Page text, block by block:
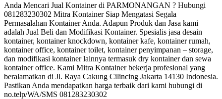
Anda Mencari Jual Kontainer di PARMONANGAN ? Hubungi
081283230302 Mitra Kontainer Siap Mengatasi Segala
Permasalahan Kontainer Anda. Adapun Produk dan Jasa kami
adalah Jual Beli dan Modifikasi Kontainer. Spesialis jasa desain
kontainer, kontainer knockdown, kontainer kafe, kontainer rumah,
kontainer office, kontainer toilet, kontainer penyimpanan – storage,
dan modifikasi kontainer lainnya termasuk dry kontainer dan sewa
kontainer office. Kami Mitra Kontainer bekerja profesional yang
beralamatkan di Jl. Raya Cakung Cilincing Jakarta 14130 Indonesia.
Pastikan Anda mendapatkan harga terbaik dari kami hubungi di
no.telp/WA/SMS 081283230302